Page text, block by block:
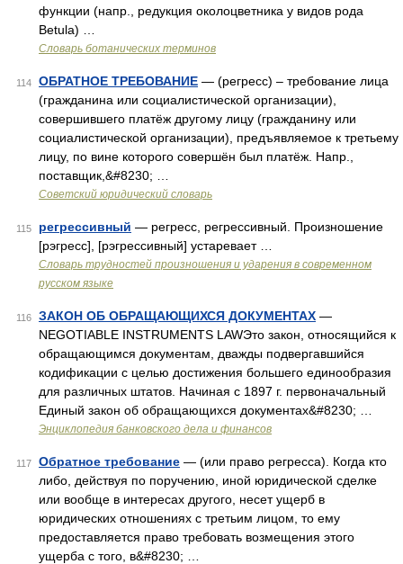
функции (напр., редукция околоцветника у видов рода
Betula) …
Словарь ботанических терминов
114 ОБРАТНОЕ ТРЕБОВАНИЕ — (регресс) – требование лица
(гражданина или социалистической организации),
совершившего платёж другому лицу (гражданину или
социалистической организации), предъявляемое к третьему
лицу, по вине которого совершён был платёж. Напр.,
поставщик,&#8230; …
Советский юридический словарь
115 регрессивный — регресс, регрессивный. Произношение
[рэгресс], [рэгрессивный] устаревает …
Словарь трудностей произношения и ударения в современном
русском языке
116 ЗАКОН ОБ ОБРАЩАЮЩИХСЯ ДОКУМЕНТАХ —
NEGOTIABLE INSTRUMENTS LAWЭто закон, относящийся к
обращающимся документам, дважды подвергавшийся
кодификации с целью достижения большего единообразия
для различных штатов. Начиная с 1897 г. первоначальный
Единый закон об обращающихся документах&#8230; …
Энциклопедия банковского дела и финансов
117 Обратное требование — (или право регресса). Когда кто
либо, действуя по поручению, иной юридической сделке
или вообще в интересах другого, несет ущерб в
юридических отношениях с третьим лицом, то ему
предоставляется право требовать возмещения этого
ущерба с того, в&#8230; …